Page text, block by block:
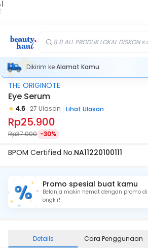
|
8.8 ALL PRODUK LOKAL DISKON
Dikirim keAlamat Kamu
THE ORIGINOTE
Eye Serum
4.6 27 Ulasan Lihat Ulasan
Rp25.900
Rp37.000 -30%
BPOM Certified No.NA11220100111
Promo spesial buat kamu
Belanja makin hemat dengan promo
ongkir!
Details Cara Penggunaan